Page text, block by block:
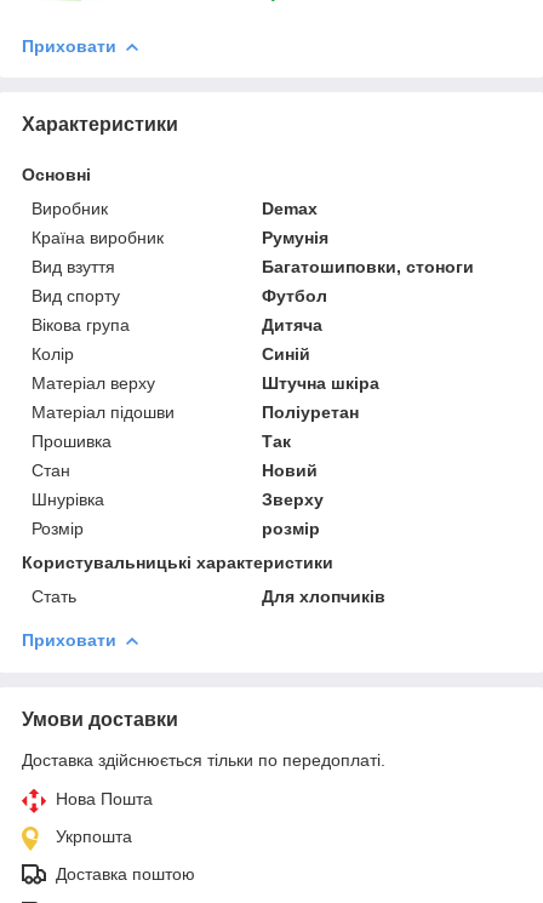
Приховати
Характеристики
Основні
Виробник
Demax
Країна виробник
Румунія
Вид взуття
Багатошиповки, стоноги
Вид спорту
Футбол
Вікова група
Дитяча
Колір
Синій
Матеріал верху
Штучна шкіра
Матеріал підошви
Поліуретан
Прошивка
Так
Стан
Новий
Шнурівка
Зверху
Розмір
розмір
Користувальницькі характеристики
Стать
Для хлопчиків
Приховати
Умови доставки
Доставка здійснюється тільки по передоплаті.
Нова Пошта
Укрпошта
Доставка поштою